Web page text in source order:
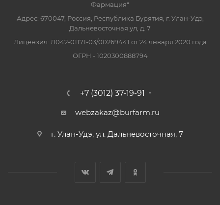
Фармация"
Адрес: 670047, Россия, Республика Бурятия, г. Улан-Удэ,
Дальневосточная ул, д. 7
Лицензия: Л042-01171-03/00269441 от 24 января 2020 года
ОГРН - 1020300888794
+7 (3012) 37-19-91
webzakaz@burfarm.ru
г. Улан-Удэ, ул. Дальневосточная, 7